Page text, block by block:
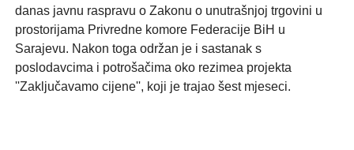
danas javnu raspravu o Zakonu o unutrašnjoj trgovini u
prostorijama Privredne komore Federacije BiH u
Sarajevu. Nakon toga održan je i sastanak s
poslodavcima i potrošačima oko rezimea projekta
''Zaključavamo cijene'', koji je trajao šest mjeseci.